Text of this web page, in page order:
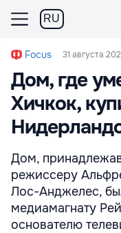
RU
Focus 31 августа
Дом, где
Хичкок,
Дом,
режиссеру
Лос-Анджелес,
медиамагнату
основателю